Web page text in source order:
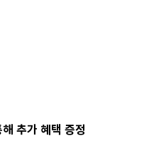
추가 혜택 증정